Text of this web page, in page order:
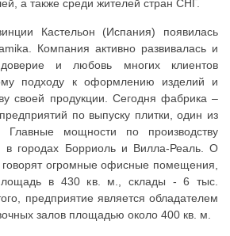
а также среди жителей стран СНГ.
Кастельон (Испания) появилась
Компания активно развивалась и
и любовь многих клиентов
подходу к оформлению изделий и
своей продукции. Сегодня фабрика –
по выпуску плитки, один из
Главные мощности по производству
в городах Борриоль и Вилла-Реаль. О
огромные офисные помещения,
в 430 кв. м., склады - 6 тыс.
предприятие является обладателем
залов площадью около 400 кв. м.